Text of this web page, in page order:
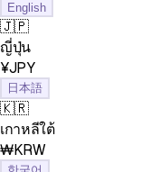
English
🇯🇵
ญี่ปุ่น
¥JPY
日本語
🇰🇷
เกาหลีใต้
₩KRW